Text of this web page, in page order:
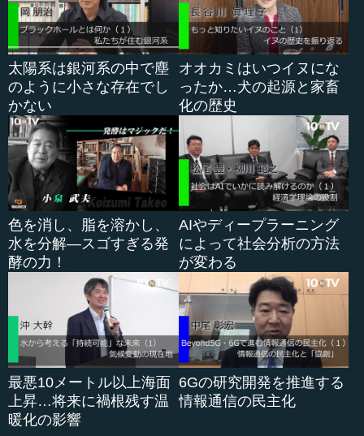
悔しいのは、2011年にバラク・オバマ大統領（当時）が
「マテリアル・ゲノム・イニシアティブ（MGI）」という
声明を発したことで代表されるように、いろいろなキーワ
ードに関するイニシアティブがアメリカから出てくること
です。日本がそうそう遅れを取っているわけではないので
すが、非常に悔しい思いをしています。
「ビットからアトムへ」の流れに関して、大事なところ
は自身の講演の話の中でお話ししましたが、そこが気にな
っていることですので、付け加えておきたいと思います。
●アトムにビットを掛け合わせる3Dプリンターの可
能性
亀井 小宮山先生どうですか。
小宮山 まず、岸先生にお礼を申し上げます。大変広い分
野について、構造化された話をいただいたということで、
いわば目次をほとんどお話しいただいたことになり、大変
勉強になりました。どうもありがとうございました。
太陽系は銀河系の中で塵
のように小さな存在でし
かない
オオカミはいつイヌにな
ったか…犬の起源と家畜
化の歴史
色を消し、脂を溶かし、
水を分解―スゴすぎる発
酵の力！
AIやディープラーニング
によって社会分析の方法
が変わる
最悪10メートル以上海面
上昇…将来に禍根残す温
暖化の影響
6Gの研究開発を推進する
情報通信の民主化